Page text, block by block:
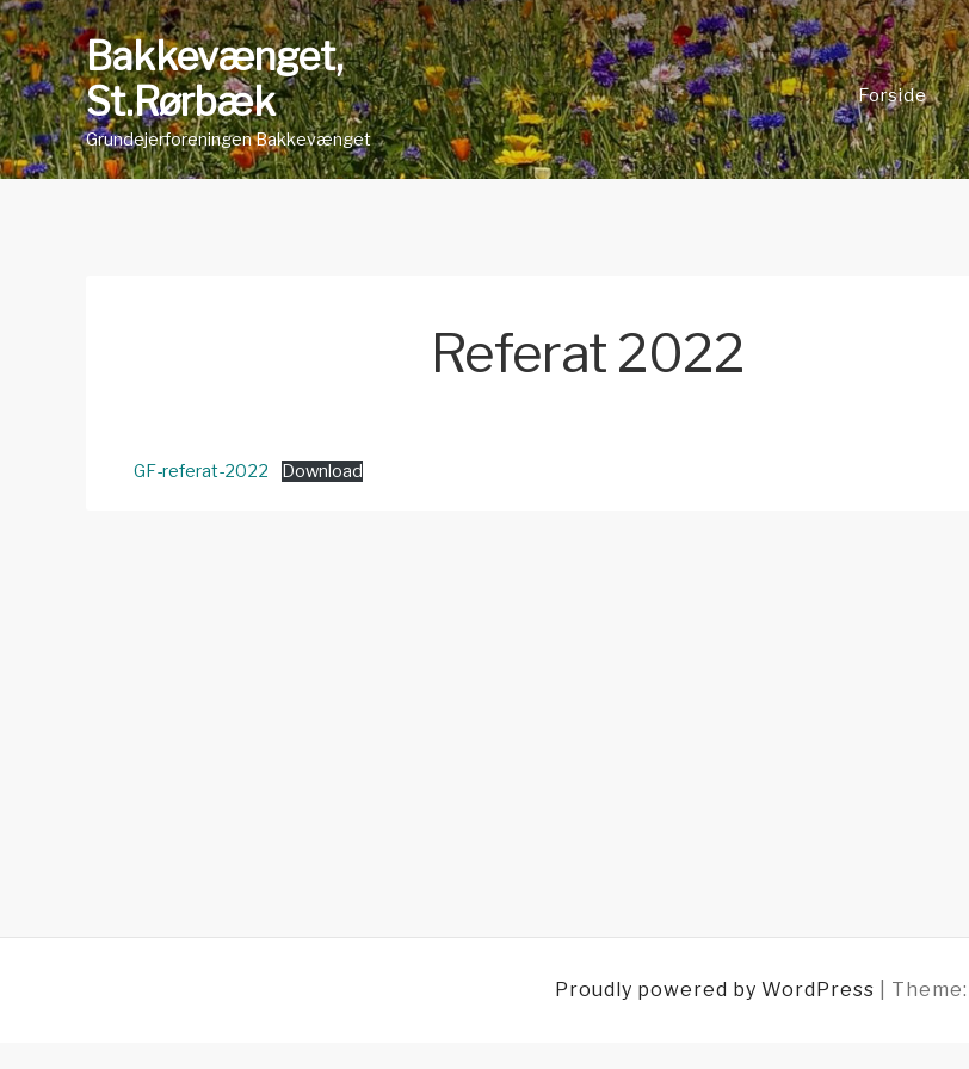
Skip
to
content
Bakkevænget,
St.Rørbæk
Grundejerforeningen Bakkevænget
Forside
Referat 2022
GF-referat-2022 Download
Proudly powered by WordPress Theme: